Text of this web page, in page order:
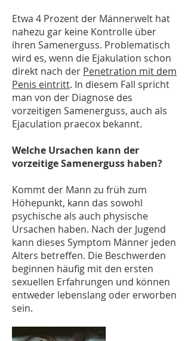
Etwa 4 Prozent der Männerwelt hat
nahezu gar keine Kontrolle über
ihren Samenerguss. Problematisch
wird es, wenn die Ejakulation schon
direkt nach der Penetration mit dem
Penis eintritt. In diesem Fall spricht
man von der Diagnose des
vorzeitigen Samenerguss, auch als
Ejaculation praecox bekannt.
Welche Ursachen kann der
vorzeitige Samenerguss haben?
Kommt der Mann zu früh zum
Höhepunkt, kann das sowohl
psychische als auch physische
Ursachen haben. Nach der Jugend
kann dieses Symptom Männer jeden
Alters betreffen. Die Beschwerden
beginnen häufig mit den ersten
sexuellen Erfahrungen und können
entweder lebenslang oder erworben
sein.